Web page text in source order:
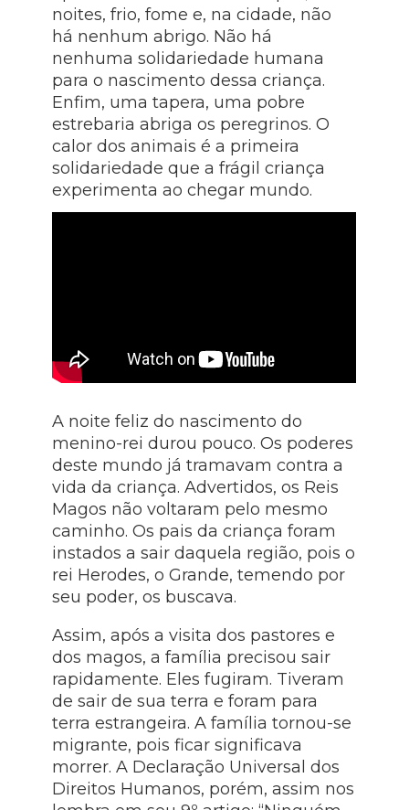
noites, frio, fome e, na cidade, não
há nenhum abrigo. Não há
nenhuma solidariedade humana
para o nascimento dessa criança.
Enfim, uma tapera, uma pobre
estrebaria abriga os peregrinos. O
calor dos animais é a primeira
solidariedade que a frágil criança
experimenta ao chegar mundo.
A noite feliz do nascimento do
menino-rei durou pouco. Os poderes
deste mundo já tramavam contra a
vida da criança. Advertidos, os Reis
Magos não voltaram pelo mesmo
caminho. Os pais da criança foram
instados a sair daquela região, pois o
rei Herodes, o Grande, temendo por
seu poder, os buscava.
Assim, após a visita dos pastores e
dos magos, a família precisou sair
rapidamente. Eles fugiram. Tiveram
de sair de sua terra e foram para
terra estrangeira. A família tornou-se
migrante, pois ficar significava
morrer. A Declaração Universal dos
Direitos Humanos, porém, assim nos